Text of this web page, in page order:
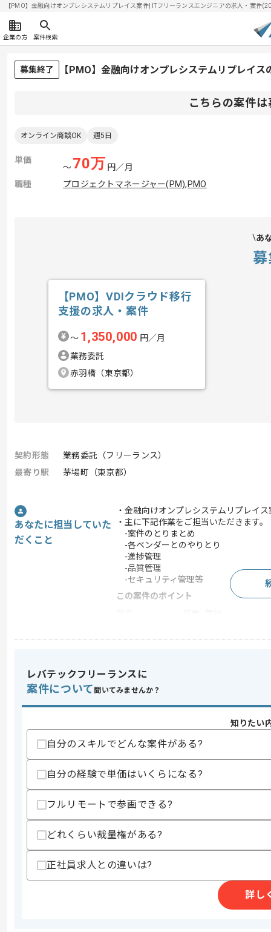
【PMO】金融向けオンプレシステムリプレイス案件| ITフリーランスエンジニアの求人・案件
企業の方 案件検索
募集終了 【PMO】金融向けオンプレシステムリプレイ
こちらの案件
オンライン商談OK 週5日
単価
〜70万 円／月
職種
プロジェクトマネージャー(PM), PMO
あ
【PMO】VDIクラウド移行
支援の求人・案件
〜 1,350,000 円／月
業務委託
赤羽橋（東京都）
契約形態
業務委託（フリーランス）
最寄り駅
茅場町（東京都）
あなたに担当していた
だくこと
・金融向けオンプレシステムリプレイ
・主に下記作業をご担当いただきます。
-案件のとりまとめ
-各ベンダーとのやりとり
-進捗管理
-品質管理
-セキュリティ管理等
この案件のポイント
スキル
求めるスキル
スキルに不安がある方へ
上記に似た経験やスキルをお持ちであれば申
その他募集要項
募集人数
作業開始日
2025/08/01
レバテックでの実績がある企業の案件
レバテックフリーランスに
案件について 聞いてみませんか？
知りたい
自分のスキルでどんな案件がある?
自分の経験で単価はいくらになる?
フルリモートで参画できる?
どれくらい裁量権がある?
正社員求人との違いは?
詳し